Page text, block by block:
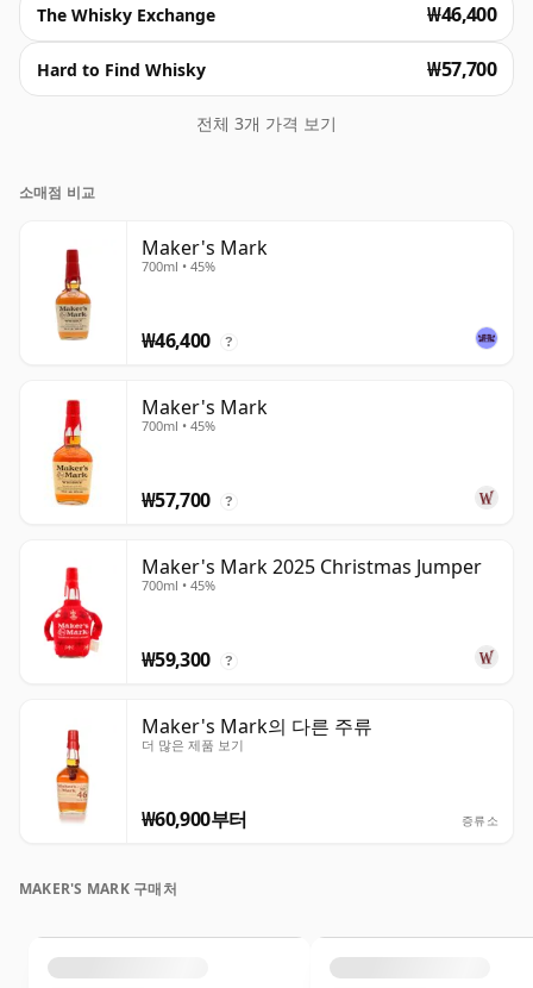
The Whisky Exchange ₩46,400
Hard to Find Whisky ₩57,700
전체 3개 가격 보기
소매점 비교
Maker's Mark
700ml • 45%
₩46,400 ?
Maker's Mark
700ml • 45%
₩57,700 ?
Maker's Mark 2025 Christmas Jumper
700ml • 45%
₩59,300 ?
Maker's Mark의 다른 주류
더 많은 제품 보기
₩60,900부터 증류소
MAKER'S MARK 구매처